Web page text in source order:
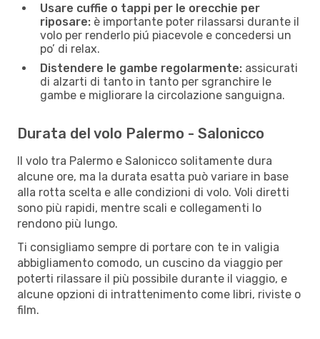
Usare cuffie o tappi per le orecchie per
riposare: è importante poter rilassarsi durante il
volo per renderlo piú piacevole e concedersi un
po’ di relax.
Distendere le gambe regolarmente: assicurati
di alzarti di tanto in tanto per sgranchire le
gambe e migliorare la circolazione sanguigna.
Durata del volo Palermo - Salonicco
Il volo tra Palermo e Salonicco solitamente dura
alcune ore, ma la durata esatta può variare in base
alla rotta scelta e alle condizioni di volo. Voli diretti
sono più rapidi, mentre scali e collegamenti lo
rendono più lungo.
Ti consigliamo sempre di portare con te in valigia
abbigliamento comodo, un cuscino da viaggio per
poterti rilassare il più possibile durante il viaggio, e
alcune opzioni di intrattenimento come libri, riviste o
film.